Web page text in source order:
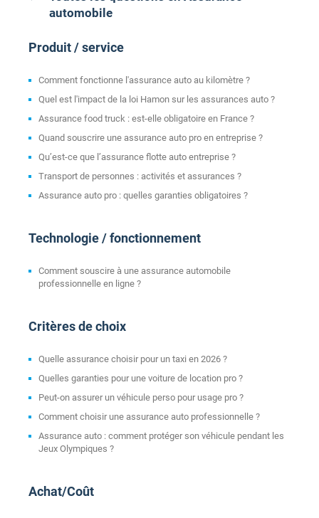
automobile
Produit / service
Comment fonctionne l'assurance auto au kilomètre ?
Quel est l'impact de la loi Hamon sur les assurances auto ?
Assurance food truck : est-elle obligatoire en France ?
Quand souscrire une assurance auto pro en entreprise ?
Qu’est-ce que l’assurance flotte auto entreprise ?
Transport de personnes : activités et assurances ?
Assurance auto pro : quelles garanties obligatoires ?
Technologie / fonctionnement
Comment souscire à une assurance automobile
professionnelle en ligne ?
Critères de choix
Quelle assurance choisir pour un taxi en 2026 ?
Quelles garanties pour une voiture de location pro ?
Peut-on assurer un véhicule perso pour usage pro ?
Comment choisir une assurance auto professionnelle ?
Assurance auto : comment protéger son véhicule pendant les
Jeux Olympiques ?
Achat/Coût